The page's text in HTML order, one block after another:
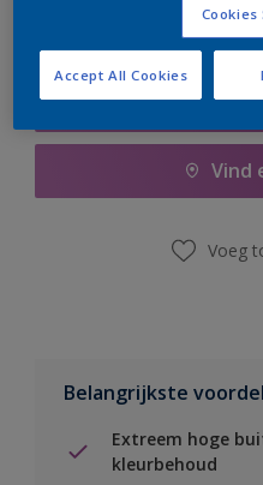
Vind
Voeg
Belangrijkste
Extreem hoge
kleurbehoud
Accept All Cookies